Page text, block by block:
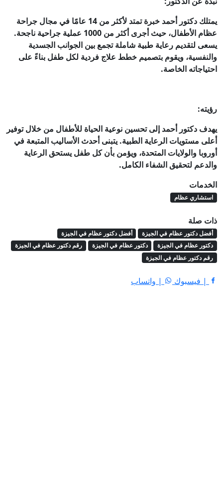
يمتلك دكتور أحمد خبرة تمتد لأكثر من 14 عامًا في مجال جراحة
عظام الأطفال، حيث أجرى أكثر من 1000 عملية جراحية ناجحة.
يسعى لتقديم رعاية طبية شاملة تجمع بين الجوانب الجسدية
والنفسية، ويقوم بتصميم خطط علاج فردية لكل طفل بناءً على
احتياجاته الخاصة.
رؤيته:
يهدف دكتور أحمد إلى تحسين نوعية الحياة للأطفال من خلال توفير
أعلى مستويات الرعاية الطبية. يتبنى أحدث الأساليب المتبعة في
أوروبا والولايات المتحدة، ويؤمن بأن كل طفل يستحق الرعاية
والدعم لتحقيق الشفاء الكامل.
الخدمات
استشاري عظام
ذات صلة
أفضل دكتور عظام في الجيزة
أفضل دكتور عظام في الجيزة
دكتور عظام في الجيزة
دكتور عظام في الجيزة
رقم دكتور عظام في الجيزة
رقم دكتور عظام في الجيزة
| فيسبوك | واتساب